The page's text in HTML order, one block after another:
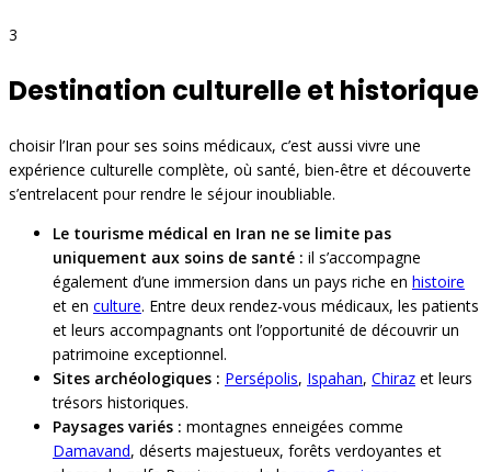
3
Destination culturelle et historique
choisir l’Iran pour ses soins médicaux, c’est aussi vivre une
expérience culturelle complète, où santé, bien-être et découverte
s’entrelacent pour rendre le séjour inoubliable.
Le tourisme médical en Iran ne se limite pas
uniquement aux soins de santé : il s’accompagne
également d’une immersion dans un pays riche en histoire
et en culture. Entre deux rendez-vous médicaux, les patients
et leurs accompagnants ont l’opportunité de découvrir un
patrimoine exceptionnel.
Sites archéologiques : Persépolis, Ispahan, Chiraz et leurs
trésors historiques.
Paysages variés : montagnes enneigées comme
Damavand, déserts majestueux, forêts verdoyantes et